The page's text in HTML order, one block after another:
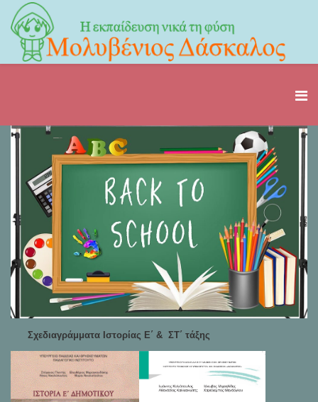
Σχεδιαγράμματα Ιστορίας Ε΄ & ΣΤ΄ τάξης